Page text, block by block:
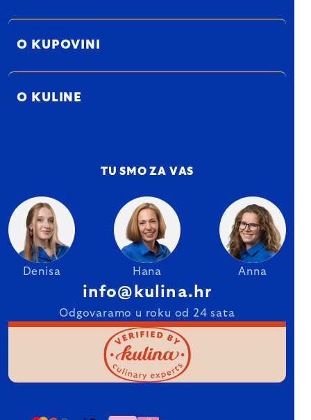
O KUPOVINI
O KULINE
TU SMO ZA VAS
Denisa Hana Anna
info@kulina.hr
Odgovaramo u roku od 24 sata